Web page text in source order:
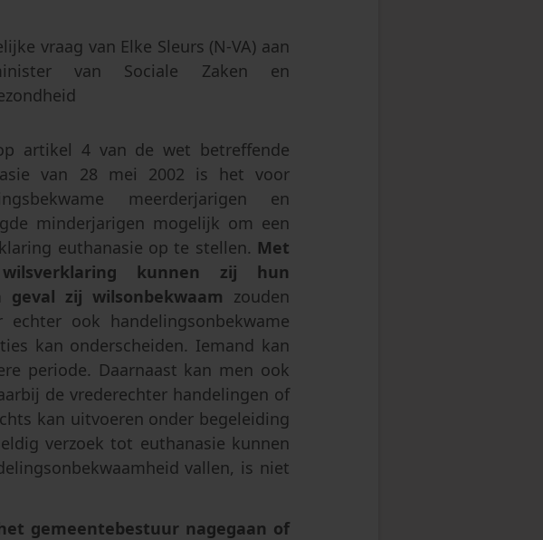
vraag van Elke Sleurs (N-VA) aan
van Sociale Zaken en
artikel 4 van de wet betreffende
van 28 mei 2002 is het voor
meerderjarigen en
minderjarigen mogelijk om een
euthanasie op te stellen. Met
kunnen zij hun
zij wilsonbekwaam zouden
ook handelingsonbekwame
kan onderscheiden. Iemand kan
periode. Daarnaast kan men ook
de vrederechter handelingen of
kan uitvoeren onder begeleiding
verzoek tot euthanasie kunnen
vallen, is niet
gemeentebestuur nagegaan of